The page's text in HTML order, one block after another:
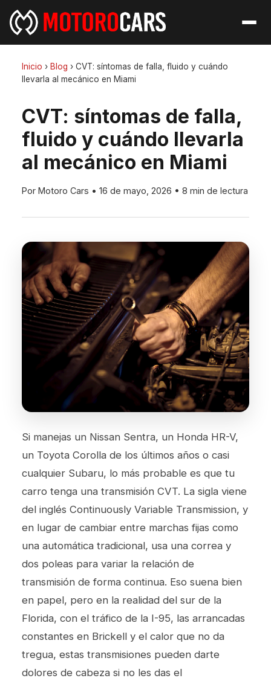
Inicio › Blog › CVT: síntomas de falla, fluido y cuándo
llevarla al mecánico en Miami
CVT: síntomas de falla,
fluido y cuándo llevarla
al mecánico en Miami
Por Motoro Cars • 16 de mayo, 2026 • 8 min de lectura
Si manejas un Nissan Sentra, un Honda HR-V,
un Toyota Corolla de los últimos años o casi
cualquier Subaru, lo más probable es que tu
carro tenga una transmisión CVT. La sigla viene
del inglés Continuously Variable Transmission, y
en lugar de cambiar entre marchas fijas como
una automática tradicional, usa una correa y
dos poleas para variar la relación de
transmisión de forma continua. Eso suena bien
en papel, pero en la realidad del sur de la
Florida, con el tráfico de la I-95, las arrancadas
constantes en Brickell y el calor que no da
tregua, estas transmisiones pueden darte
dolores de cabeza si no les das el